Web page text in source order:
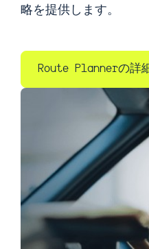
略を提供します。
Route Plannerの詳